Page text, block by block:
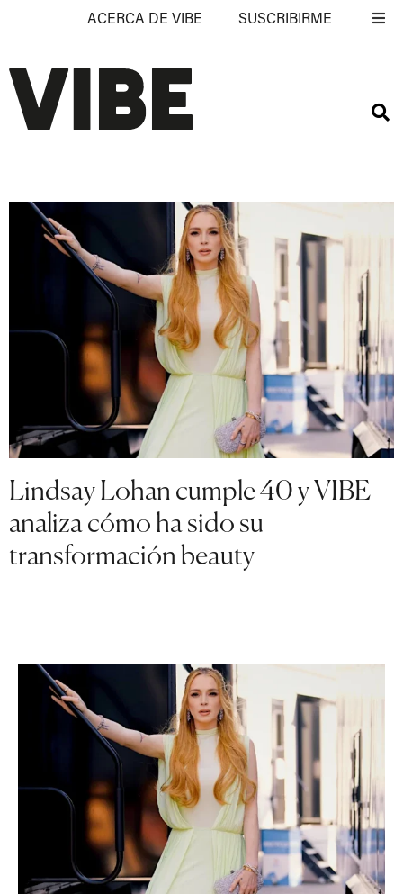
ACERCA DE VIBE SUSCRIBIRME
Lindsay Lohan cumple 40 y VIBE
analiza cómo ha sido su
transformación beauty